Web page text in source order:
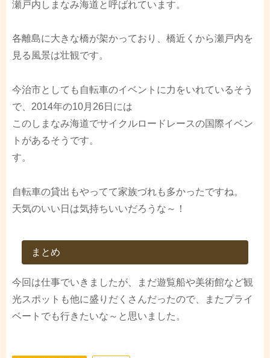
瀬戸内しまなみ海道と呼ばれています。
各離島に大きな橋が架かっており、橋近くから瀬戸内を
見る風景は壮観です。
今治市としても自転車のイベントに力をいれているそう
で、2014年の10月26日には
このしまなみ海道でサイクルロードレースの国際イベン
トがあるそうです。
す。
自転車の貸出もやってて家族づれも多かったですね。
天気のいい日は気持ちいいだろうな～！
まとめ
今回は仕事でいきましたが、まだ遊覧船や美術館など観
光スポットも他に盛りだくさんだったので、またプライ
ベートでも行きたいな～と思いました。